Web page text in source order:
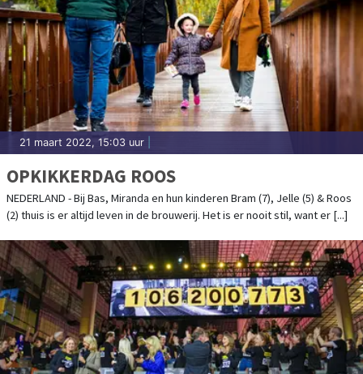
21 maart 2022, 15:03 uur
OPKIKKERDAG ROOS
NEDERLAND - Bij Bas, Miranda en hun kinderen Bram (7), Jelle (5) & Roos
(2) thuis is er altijd leven in de brouwerij. Het is er nooit stil, want er [...]